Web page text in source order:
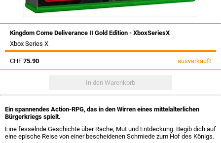
Kingdom Come Deliverance II Gold Edition - XboxSeriesX
Xbox Series X
CHF 75.90 ausverkauft
Ein spannendes Action-RPG, das in den Wirren eines mittelalterlichen
Bürgerkriegs spielt.
Eine fesselnde Geschichte über Rache, Mut und Entdeckung. Begib dich auf
eine epische Reise von einer bescheidenen Schmiede zum Hof des Königs.